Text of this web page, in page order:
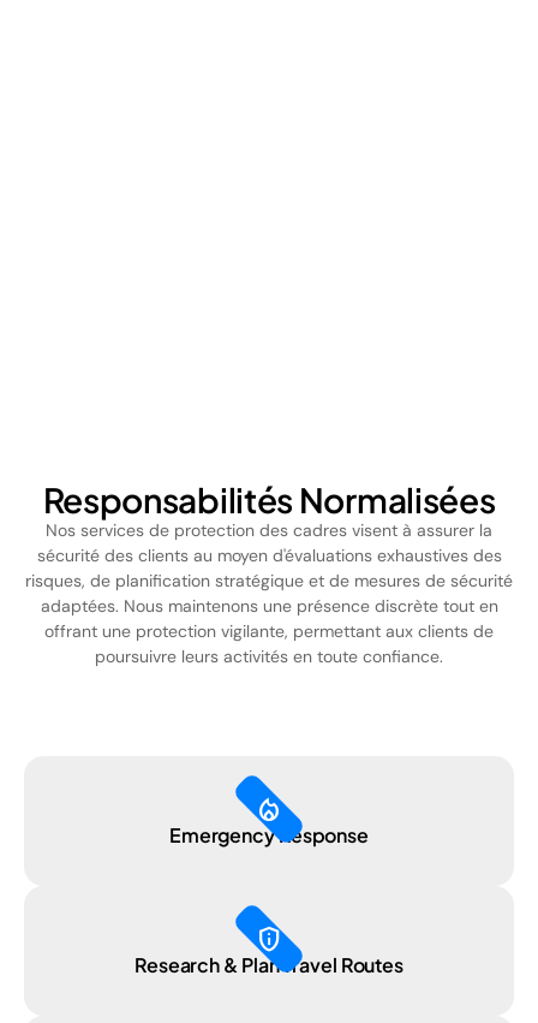
Responsabilités Normalisées
Nos services de protection des cadres visent à assurer la
sécurité des clients au moyen d'évaluations exhaustives des
risques, de planification stratégique et de mesures de sécurité
adaptées. Nous maintenons une présence discrète tout en
offrant une protection vigilante, permettant aux clients de
poursuivre leurs activités en toute confiance.
local_fire_department
Emergency Response
privacy_tip
Research & Plan Travel Routes